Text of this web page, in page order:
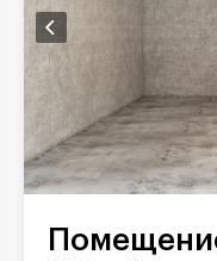
Помещение под сувениры,